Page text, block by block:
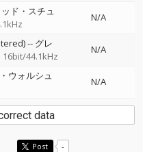
ッド・スチュ
N/A
-- グレ
44.1kHz
N/A
ウォルシュ
N/A
data
Post -